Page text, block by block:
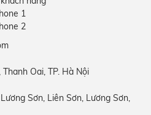
1
2
Oai, TP. Hà Nội
Sơn, Liên Sơn, Lương Sơn,